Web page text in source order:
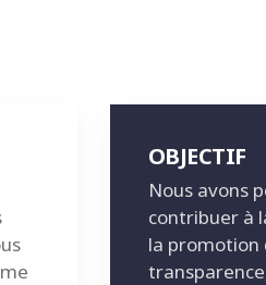
OBJECTIF
Nous avons
contribuer à
la promotion